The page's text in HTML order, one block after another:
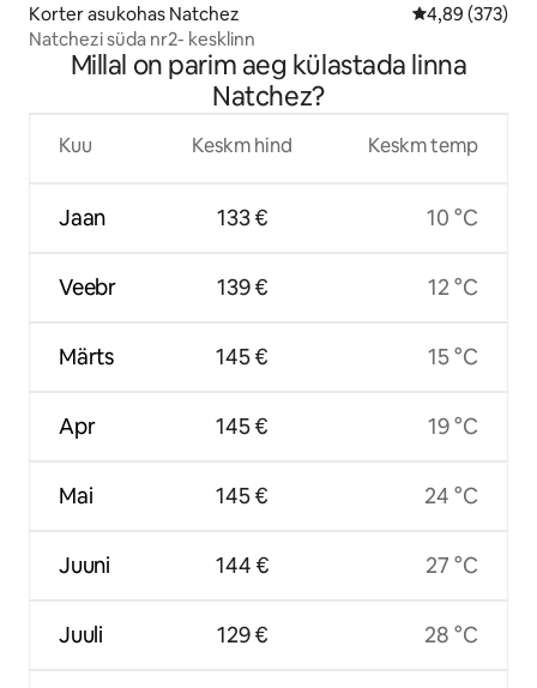
Korter asukohas Natchez Keskmine
4,89 (373)
Natchezi süda nr2- kesklinn
Millal on parim aeg külastada linna
Natchez?
Kuu
Jaan
Veebr
Märts
Apr
Mai
Juuni
Juuli
Keskm hind
133 €
139 €
145 €
145 €
145 €
144 €
129 €
Keskm temp
10 °C
12 °C
15 °C
19 °C
24 °C
27 °C
28 °C